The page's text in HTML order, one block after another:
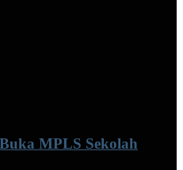
MPLS Sekolah